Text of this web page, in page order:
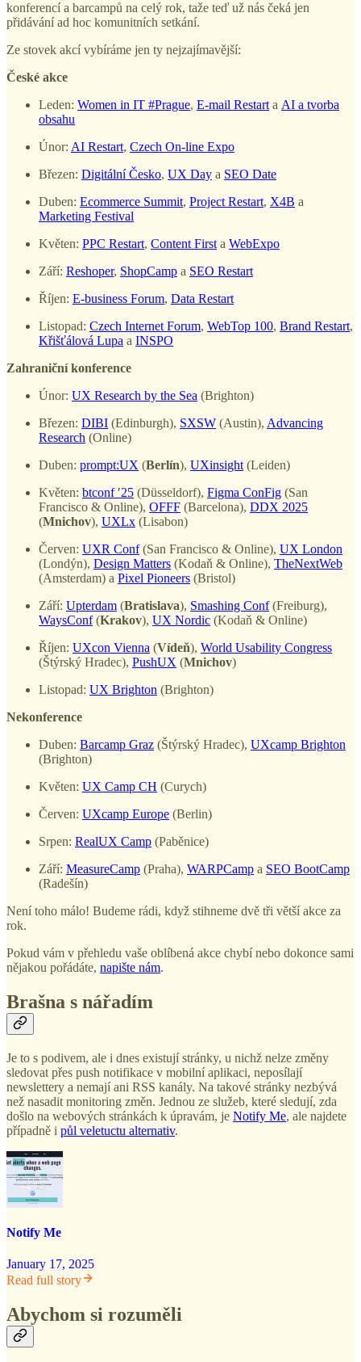
konferencí a barcampů na celý rok, taže teď už nás čeká jen
přidávání ad hoc komunitních setkání.
Ze stovek akcí vybíráme jen ty nejzajímavější:
České akce
Leden: Women in IT #Prague, E-mail Restarta AI a tvorba
obsahu
Únor: AI Restart, Czech On-line Expo
Březen: Digitální Česko, UX Day a SEO Date
Duben: Ecommerce Summit, Project Restart, X4B a
Marketing Festival
Květen: PPC Restart, Content Firsta WebExpo
Září: Reshoper, ShopCamp a SEO Restart
Říjen: E-business Forum, Data Restart
Listopad: Czech Internet Forum, WebTop 100, Brand Restart,
Křišťálová Lupa a INSPO
Zahraniční konference
Únor: UX Research by the Sea (Brighton)
Březen: DIBI (Edinburgh), SXSW (Austin), Advancing
Research (Online)
Duben: prompt:UX (Berlín), UXinsight(Leiden)
Květen: btconf ′25 (Düsseldorf), Figma ConFig (San
Francisco & Online), OFFF (Barcelona), DDX 2025
(Mnichov), UXLx (Lisabon)
Červen: UXR Conf(San Francisco & Online), UX London
(Londýn), Design Matters (Kodaň & Online), TheNextWeb
(Amsterdam) a Pixel Pioneers (Bristol)
Září: Upterdam (Bratislava), Smashing Conf(Freiburg),
WaysConf(Krakov), UX Nordic (Kodaň & Online)
Říjen: UXcon Vienna (Vídeň), World Usability Congress
(Štýrský Hradec), PushUX (Mnichov)
Listopad: UX Brighton (Brighton)
Nekonference
Duben: Barcamp Graz (Štýrský Hradec), UXcamp Brighton
(Brighton)
Květen: UX Camp CH (Curych)
Červen: UXcamp Europe (Berlin)
Srpen: RealUX Camp (Paběnice)
Září: MeasureCamp (Praha), WARPCamp a SEO BootCamp
(Radešín)
Není toho málo! Budeme rádi, když stihneme dvě tři větší akce za
rok.
Pokud vám v přehledu vaše oblíbená akce chybí nebo dokonce sami
nějakou pořádáte, napište nám.
Brašna s nářadím
Je to s podivem, ale i dnes existují stránky, u nichž nelze změny
sledovat přes push notifikace v mobilní aplikaci, neposílají
newslettery a nemají ani RSS kanály. Na takové stránky nezbývá
než nasadit monitoring změn. Jednou ze služeb, které sledují, zda
došlo na webových stránkách k úpravám, je Notify Me, ale najdete
případně i půl veletuctu alternativ.
Notify Me
January 17, 2025
Read full story
Abychom si rozuměli